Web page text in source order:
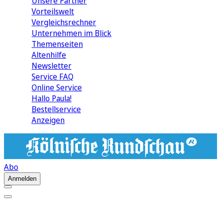
Vorteilswelt
Vergleichsrechner
Unternehmen im Blick
Themenseiten
Altenhilfe
Newsletter
Service FAQ
Online Service
Hallo Paula!
Bestellservice
Anzeigen
Abo
Anmelden